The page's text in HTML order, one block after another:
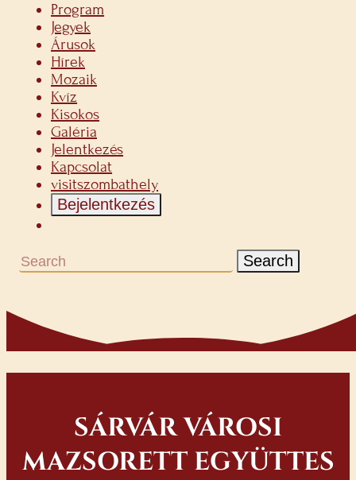
Program
Jegyek
Árusok
Hírek
Mozaik
Kvíz
Kisokos
Galéria
Jelentkezés
Kapcsolat
visitszombathely
Bejelentkezés
Search
SÁRVÁR VÁROSI
MAZSORETT EGYÜTTES